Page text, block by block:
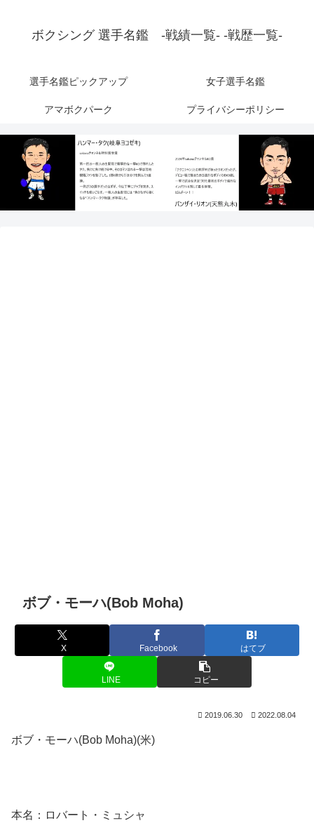
ボクシング 選手名鑑 -戦績一覧- -戦歴一覧-
選手名鑑ピックアップ 女子選手名鑑
アマボクパーク プライバシーポリシー
ボブ・モーハ(Bob Moha)
X Facebook はてブ
LINE コピー
2019.06.30 2022.08.04
ボブ・モーハ(Bob Moha)(米)
本名：ロバート・ミュシャ